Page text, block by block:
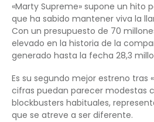
«Marty Supreme» supone un hito
que ha sabido mantener viva la
Con un presupuesto de 70
elevado en la historia de la
generado hasta la fecha 28,3
Es su segundo mejor estreno tras
cifras puedan parecer modestas
blockbusters habituales,
que se atreve a ser diferente.